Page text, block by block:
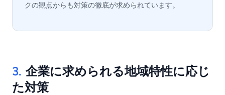
クの観点からも対策の徹底が求められています。
3. 企業に求められる地域特性に応じ
た対策